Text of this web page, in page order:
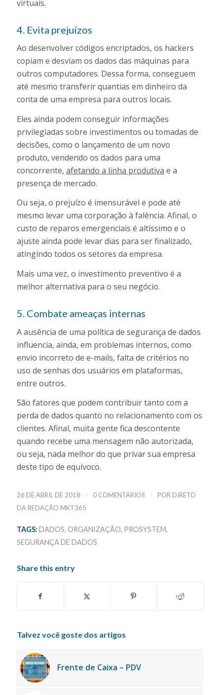
virtuais.
4. Evita prejuízos
Ao desenvolver códigos encriptados, os hackers
copiam e desviam os dados das máquinas para
outros computadores. Dessa forma, conseguem
até mesmo transferir quantias em dinheiro da
conta de uma empresa para outros locais.
Eles ainda podem conseguir informações
privilegiadas sobre investimentos ou tomadas de
decisões, como o lançamento de um novo
produto, vendendo os dados para uma
concorrente, afetando a linha produtiva e a
presença de mercado.
Ou seja, o prejuízo é imensurável e pode até
mesmo levar uma corporação à falência. Afinal, o
custo de reparos emergenciais é altíssimo e o
ajuste ainda pode levar dias para ser finalizado,
atingindo todos os setores da empresa.
Mais uma vez, o investimento preventivo é a
melhor alternativa para o seu negócio.
5. Combate ameaças internas
A ausência de uma política de segurança de dados
influencia, ainda, em problemas internos, como
envio incorreto de e-mails, falta de critérios no
uso de senhas dos usuários em plataformas,
entre outros.
São fatores que podem contribuir tanto com a
perda de dados quanto no relacionamento com os
clientes. Afinal, muita gente fica descontente
quando recebe uma mensagem não autorizada,
ou seja, nada melhor do que privar sua empresa
deste tipo de equívoco.
26 DE ABRIL DE 2018 / 0 COMENTÁRIOS / POR DIRETO
DA REDAÇÃO MKT365
TAGS: DADOS, ORGANIZAÇÃO, PROSYSTEM,
SEGURANÇA DE DADOS
Share this entry
Talvez você goste dos artigos
Frente de Caixa – PDV